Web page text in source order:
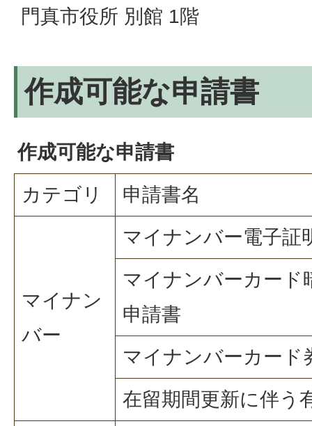
門真市役所 別館 1階
作成可能な申請書
作成可能な申請書
カテゴリ
申請書名
マイナン
バー
マイナンバー電子証
マイナンバーカード
申請書
マイナンバーカード
在留期間更新に伴う